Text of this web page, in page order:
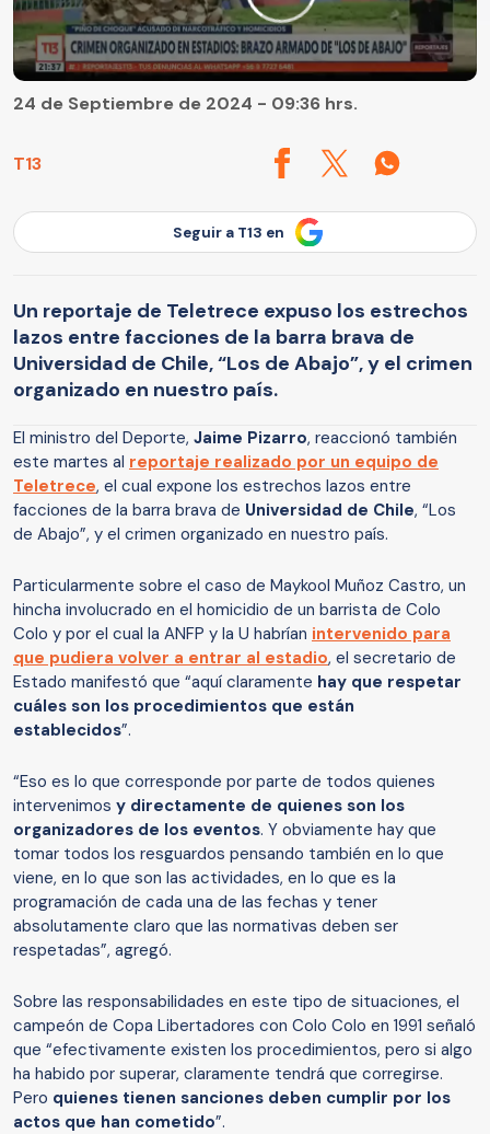
T13
24 de Septiembre de 2024 - 09:36 hrs.
Seguir a T13 en
Un reportaje de Teletrece expuso los estrechos
lazos entre facciones de la barra brava de
Universidad de Chile, “Los de Abajo”, y el crimen
organizado en nuestro país.
El ministro del Deporte, Jaime Pizarro, reaccionó también
este martes al reportaje realizado por un equipo de
Teletrece, el cual expone los estrechos lazos entre
facciones de la barra brava de Universidad de Chile, “Los
de Abajo”, y el crimen organizado en nuestro país.
Particularmente sobre el caso de Maykool Muñoz Castro, un
hincha involucrado en el homicidio de un barrista de Colo
Colo y por el cual la ANFP y la U habrían intervenido para
que pudiera volver a entrar al estadio, el secretario de
Estado manifestó que “aquí claramente hay que respetar
cuáles son los procedimientos que están
establecidos”.
“Eso es lo que corresponde por parte de todos quienes
intervenimos y directamente de quienes son los
organizadores de los eventos. Y obviamente hay que
tomar todos los resguardos pensando también en lo que
viene, en lo que son las actividades, en lo que es la
programación de cada una de las fechas y tener
absolutamente claro que las normativas deben ser
respetadas”, agregó.
Sobre las responsabilidades en este tipo de situaciones, el
campeón de Copa Libertadores con Colo Colo en 1991 señaló
que “efectivamente existen los procedimientos, pero si algo
ha habido por superar, claramente tendrá que corregirse.
Pero quienes tienen sanciones deben cumplir por los
actos que han cometido”.